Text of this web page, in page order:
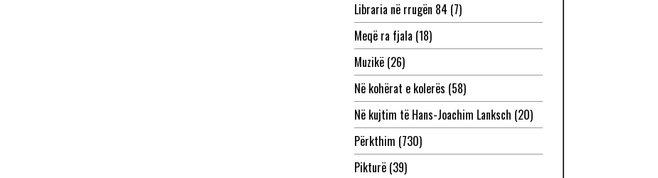
Libraria në rrugën 84 (7)
Meqë ra fjala (18)
Muzikë(26)
Në kohërat e kolerës (58)
Në kujtim të Hans-Joachim Lanksch (20)
Përkthim (730)
Pikturë(39)